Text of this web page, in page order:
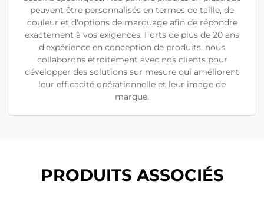
peuvent être personnalisés en termes de taille, de
couleur et d'options de marquage afin de répondre
exactement à vos exigences. Forts de plus de 20 ans
d'expérience en conception de produits, nous
collaborons étroitement avec nos clients pour
développer des solutions sur mesure qui améliorent
leur efficacité opérationnelle et leur image de
marque.
PRODUITS ASSOCIÉS